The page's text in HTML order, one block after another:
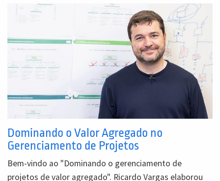
Dominando o Valor Agregado no
Gerenciamento de Projetos
Bem-vindo ao "Dominando o gerenciamento de
projetos de valor agregado". Ricardo Vargas elaborou